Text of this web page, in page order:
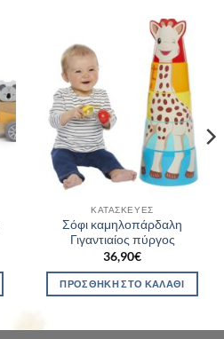
ΚΑΤΑΣΚΕΥΈΣ
Σόφι καμηλοπάρδαλη
Γιγαντιαίος πύργος
36,90€
ΠΡΟΣΘΉΚΗ ΣΤΟ ΚΑΛΆΘΙ